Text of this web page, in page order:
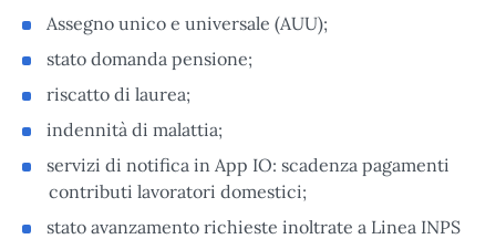
Assegno unico e universale (AUU);
stato domanda pensione;
riscatto di laurea;
indennità di malattia;
servizi di notifica in App IO: scadenza pagamenti
contributi lavoratori domestici;
stato avanzamento richieste inoltrate a Linea INPS